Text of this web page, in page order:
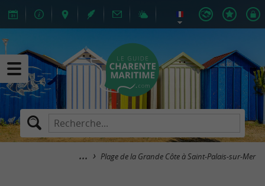
Plage de la Grande Côte à Saint-Palais-sur-Mer